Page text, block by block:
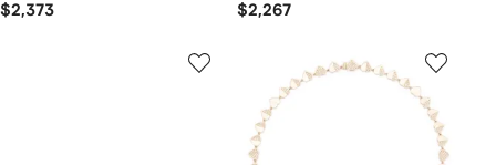
$2,373 $2,267